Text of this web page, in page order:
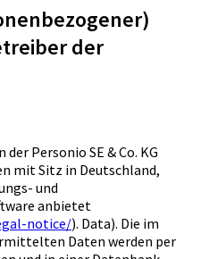
der
Personio SE & Co. KG
mit Sitz in Deutschland,
und
anbietet
notice/). Data). Die im
Daten werden per